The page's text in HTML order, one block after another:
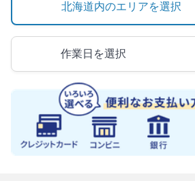
北海道内のエリアを選択
作業日を選択